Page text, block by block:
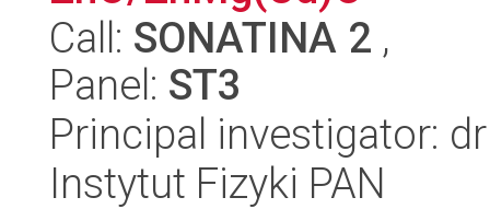
Call: SONATINA 2 ,
Panel: ST3
Principal investigator:
Instytut Fizyki PAN